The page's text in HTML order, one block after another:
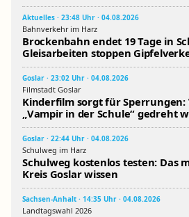
Aktuelles · 23:48 Uhr · 04.08.2026
Bahnverkehr im Harz
Brockenbahn endet 19 Tage in
Gleisarbeiten stoppen
Goslar · 23:02 Uhr · 04.08.2026
Filmstadt Goslar
Kinderfilm sorgt für Sperrungen:
„Vampir in der Schule“ gedreht
Goslar · 22:44 Uhr · 04.08.2026
Schulweg im Harz
Schulweg kostenlos testen: Das
Kreis Goslar wissen
Sachsen-Anhalt · 14:35 Uhr · 04.08.2026
Landtagswahl 2026